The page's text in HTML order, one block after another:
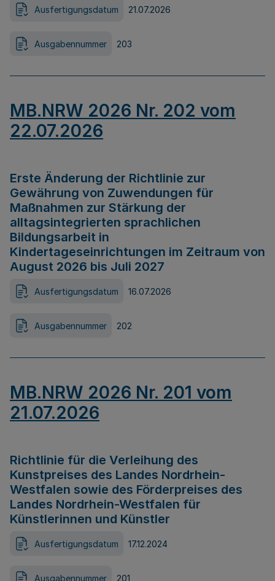
Ausfertigungsdatum 21.07.2026
Ausgabennummer 203
MB.NRW 2026 Nr. 202 vom
22.07.2026
Erste Änderung der Richtlinie zur
Gewährung von Zuwendungen für
Maßnahmen zur Stärkung der
alltagsintegrierten sprachlichen
Bildungsarbeit in
Kindertageseinrichtungen im Zeitraum von
August 2026 bis Juli 2027
Ausfertigungsdatum 16.07.2026
Ausgabennummer 202
MB.NRW 2026 Nr. 201 vom
21.07.2026
Richtlinie für die Verleihung des
Kunstpreises des Landes Nordrhein-
Westfalen sowie des Förderpreises des
Landes Nordrhein-Westfalen für
Künstlerinnen und Künstler
Ausfertigungsdatum 17.12.2024
Ausgabennummer 201